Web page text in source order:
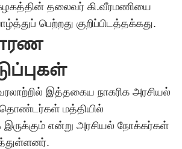
கழகத்தின் தலைவர் கி.வீரமணியை
பெற்றது குறிப்பிடத்தக்கது.
இத்தகைய நாகரிக அரசியல்
தொண்டர்கள் மத்தியில்
என்று அரசியல் நோக்கர்கள்